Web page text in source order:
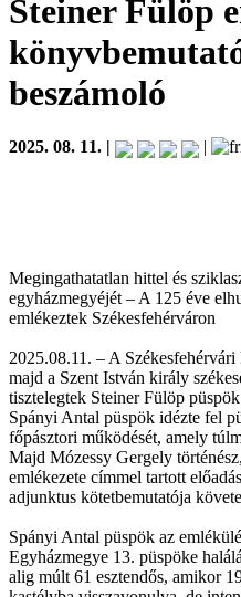
Steiner Fülöp
beszámoló
2025. 08. 11. | |
Megingathatatlan hittel és
egyházmegyéjét – A 125 éve
emlékeztek Székesfehérváron
2025.08.11. – A
majd a Szent István király
tisztelegtek Steiner Fülöp
Spányi Antal püspök idézte fel
főpásztori működését, amely
Majd Mózessy Gergely
emlékezete címmel tartott
adjunktus kötetbemutatója
Spányi Antal püspök az
Egyházmegye 13. püspöke
alig múlt 61 esztendős, amikor